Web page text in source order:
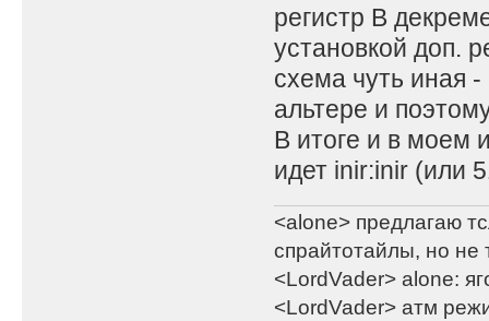
регистр B
установкой доп.
схема чуть иная
альтере и
В итоге и в моем
идет inir:inir (или
<alone> предлагаю
спрайтотайлы, но не
<LordVader> alone:
<LordVader> атм